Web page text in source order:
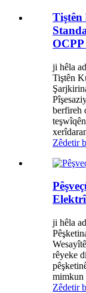
ji hêla
Tiştên
berfireh
Zêdetir
ji hêla
rêyeke
mimkun
Zêdetir